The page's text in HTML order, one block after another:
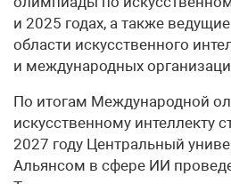
и 2025 годах, а также
области искусственного
и международных
По итогам Международной
искусственному интеллекту
2027 году Центральный
Альянсом в сфере ИИ